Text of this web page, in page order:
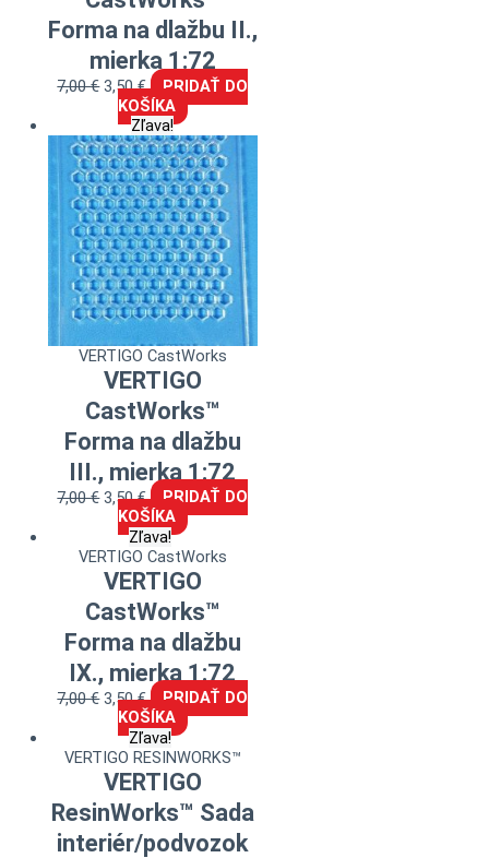
Forma na dlažbu II.,
mierka 1:72
7,00€ 3,50€
PRIDAŤ DO
KOŠÍKA
Zľava!
VERTIGO CastWorks
VERTIGO
CastWorks™
Forma na dlažbu
III., mierka 1:72
7,00€ 3,50€
PRIDAŤ DO
KOŠÍKA
Zľava!
VERTIGO CastWorks
VERTIGO
CastWorks™
Forma na dlažbu
IX., mierka 1:72
7,00€ 3,50€
PRIDAŤ DO
KOŠÍKA
Zľava!
VERTIGO RESINWORKS™
VERTIGO
ResinWorks™ Sada
interiér/podvozok